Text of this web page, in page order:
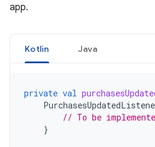
app.
Kotlin Java
private val
// To be
}